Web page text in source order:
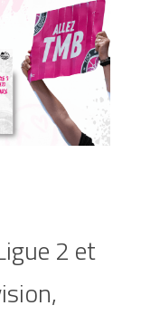
2 et